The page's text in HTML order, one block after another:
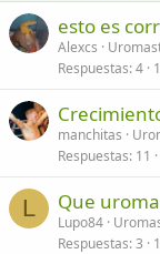
esto es
Alexcs
Respuestas 4
manchitas
Respuestas 11
L Que
Lupo84
Respuestas 3